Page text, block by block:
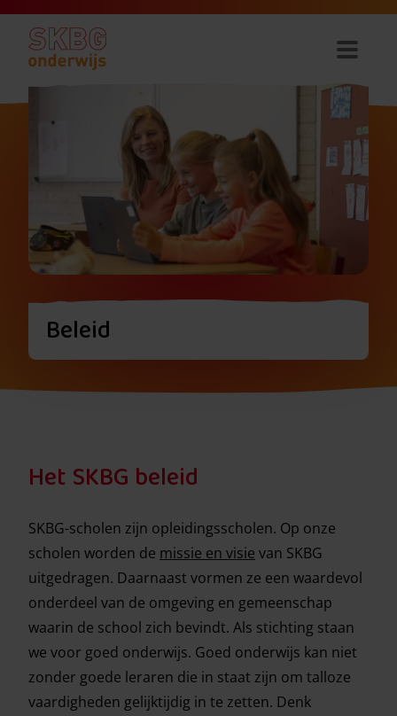
Beleid
Het SKBG beleid
SKBG-scholen zijn opleidingsscholen. Op onze
scholen worden de missie en visie van SKBG
uitgedragen. Daarnaast vormen ze een waardevol
onderdeel van de omgeving en gemeenschap
waarin de school zich bevindt. Als stichting staan
we voor goed onderwijs. Goed onderwijs kan niet
zonder goede leraren die in staat zijn om talloze
vaardigheden gelijktijdig in te zetten. Denk